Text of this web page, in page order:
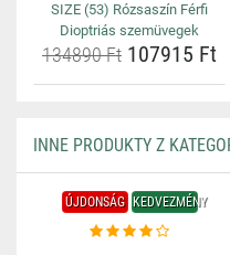
SIZE (53) Rózsaszín Férfi
Dioptriás szemüvegek
134890 Ft 107915 Ft
INNE PRODUKTY Z
ÚJDONSÁG KEDVEZMÉNY